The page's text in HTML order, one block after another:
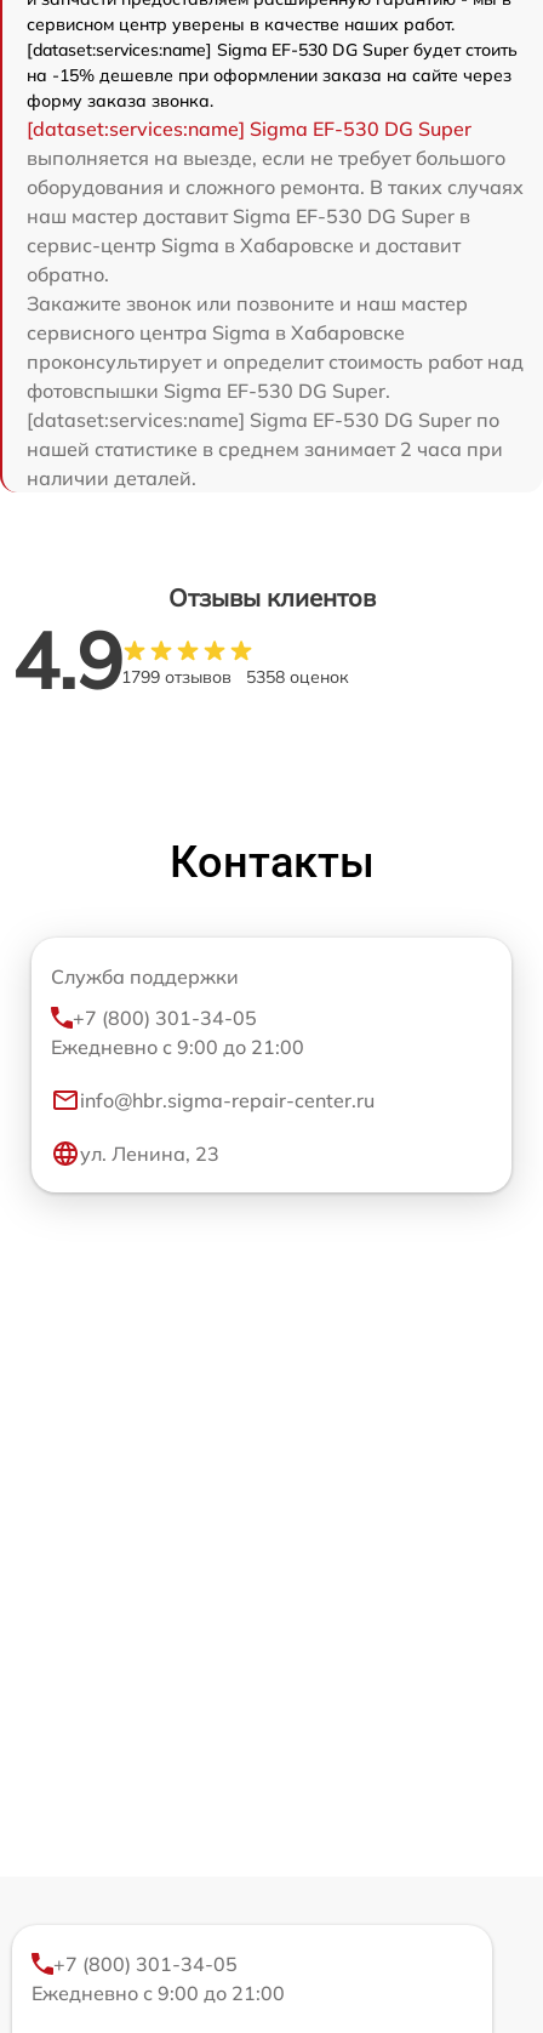
сервисном центр уверены в качестве наших работ.
[dataset:services:name] Sigma EF-530 DG Super будет стоить
на -15% дешевле при оформлении заказа на сайте через
форму заказа звонка.
[dataset:services:name] Sigma EF-530 DG Super
выполняется на выезде, если не требует большого
оборудования и сложного ремонта. В таких случаях
наш мастер доставит Sigma EF-530 DG Super в
сервис-центр Sigma в Хабаровске и доставит
обратно.
Закажите звонок или позвоните и наш мастер
сервисного центра Sigma в Хабаровске
проконсультирует и определит стоимость работ над
фотовспышки Sigma EF-530 DG Super.
[dataset:services:name] Sigma EF-530 DG Super по
нашей статистике в среднем занимает 2 часа при
наличии деталей.
Отзывы клиентов
4.91799 отзывов 5358 оценок
Контакты
Служба поддержки
+7 (800) 301-34-05
Ежедневно с 9:00 до 21:00
info@hbr.sigma-repair-center.ru
ул. Ленина, 23
+7 (800) 301-34-05
Ежедневно с 9:00 до 21:00